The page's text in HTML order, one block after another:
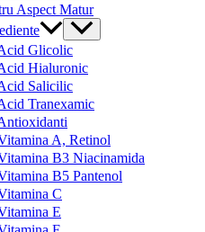
Aspect Matur
Menu
Toggle
Glicolic
Hialuronic
Salicilic
Tranexamic
A, Retinol
B3 Niacinamida
B5 Pantenol
C
E